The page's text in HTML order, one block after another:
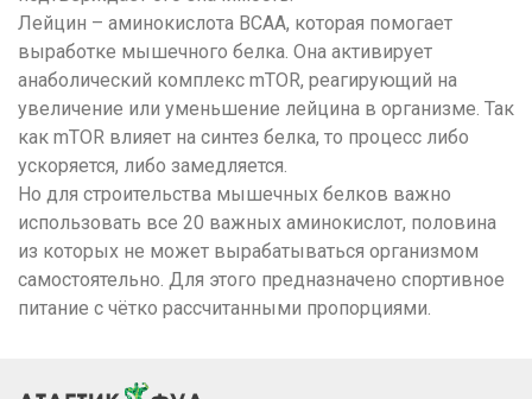
Лейцин – аминокислота BCAA, которая помогает
выработке мышечного белка. Она активирует
анаболический комплекс mTOR, реагирующий на
увеличение или уменьшение лейцина в организме. Так
как mTOR влияет на синтез белка, то процесс либо
ускоряется, либо замедляется.
Но для строительства мышечных белков важно
использовать все 20 важных аминокислот, половина
из которых не может вырабатываться организмом
самостоятельно. Для этого предназначено спортивное
питание с чётко рассчитанными пропорциями.